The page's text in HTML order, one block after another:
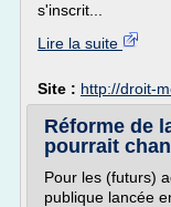
s'inscrit...
Lire la suite
Site : http://droit-
Réforme de
pourrait
Pour les (futurs)
publique lancée